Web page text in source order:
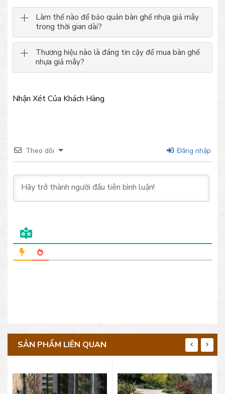
Làm thế nào để bảo quản bàn ghế nhựa giả mây
trong thời gian dài?
Thương hiệu nào là đáng tin cậy để mua bàn ghế
nhựa giả mây?
Nhận Xét Của Khách Hàng
Theo dõi Đăng nhập
SẢN PHẨM LIÊN QUAN